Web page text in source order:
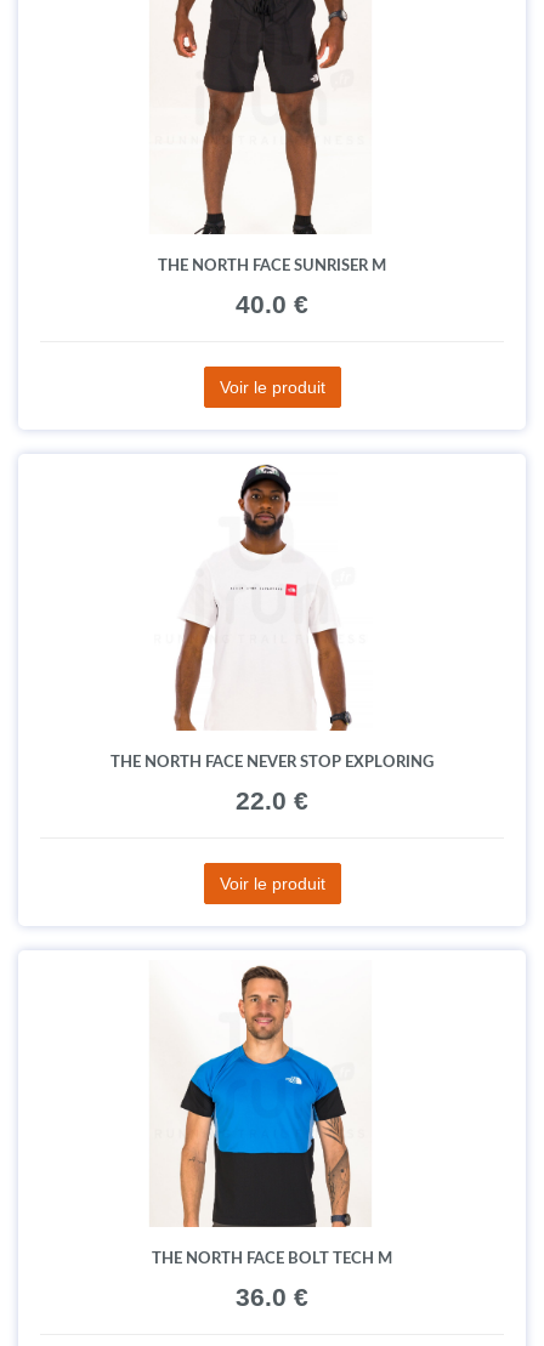
THE NORTH FACE SUNRISER M
40.0 €
Voir le produit
THE NORTH FACE NEVER STOP EXPLORING
22.0 €
Voir le produit
THE NORTH FACE BOLT TECH M
36.0 €